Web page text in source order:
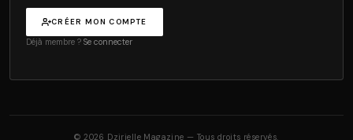
CRÉER MON COMPTE
Déjà membre ? Se connecter
© 2026 Dzirielle Magazine — Tous droits réservés.